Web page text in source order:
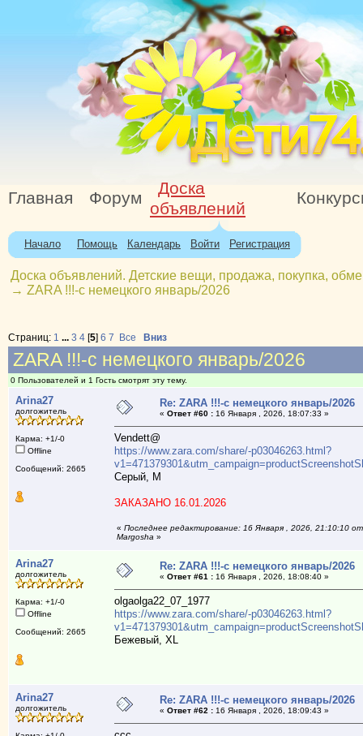
Главная Форум
Доска
объявлений
Начало Помощь Календарь Войти Регистрация
Доска объявлений. Детские вещи, продажа, покупка,
→ ZARA !!!-с немецкого январь/2026
Страниц: 1 ... 3 4[5] 6 7 Все Вниз
ZARA !!!-с немецкого январь/2026
0 Пользователей и 1 Гость смотрят эту тему.
Arina27
долгожитель
Карма: +1/-0
Offline
Сообщений: 2665
Re: ZARA !!!-с немецкого январь/2026
« Ответ #60 :16 Января , 2026, 18:07:33 »
Vendett@
https://www.zara.com/share/-p03046263.html?
Серый, М
ЗАКАЗАНО 16.01.2026
« Последнее редактирование: 16 Января , 2026, 21:10:10 от
Margosha »
Arina27
долгожитель
Карма: +1/-0
Offline
Сообщений: 2665
Re: ZARA !!!-с немецкого январь/2026
« Ответ #61 :16 Января , 2026, 18:08:40 »
olgaolga22_07_1977
https://www.zara.com/share/-p03046263.html?
Бежевый, XL
Arina27
долгожитель
Re: ZARA !!!-с немецкого январь/2026
« Ответ #62 :16 Января , 2026, 18:09:43 »